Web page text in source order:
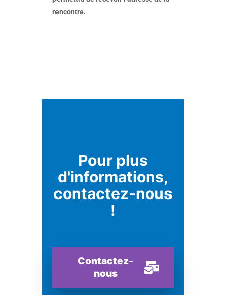
rencontre.
Pour plus
d'informations,
contactez-nous
!
Contactez-
nous